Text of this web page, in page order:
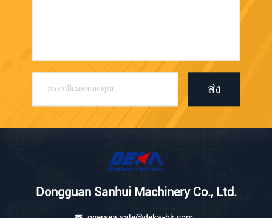
ส่ง
Dongguan Sanhui Machinery Co., Ltd.